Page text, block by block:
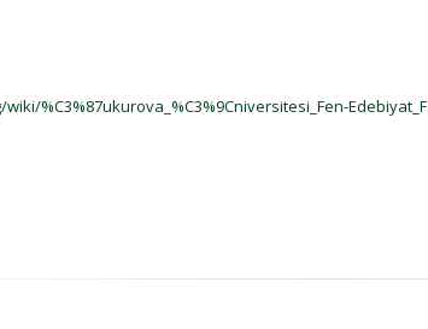
%C3%87ukurova_%C3%9Cniversitesi_Fen-